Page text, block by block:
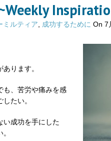
ミルティア 成功するために On 7
ります。
も、苦労や痛みを感
たい。
い成功を手にした